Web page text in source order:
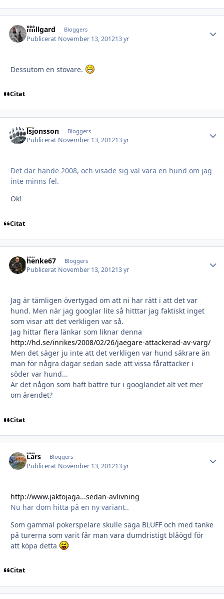
millgard Bloggers
Publicerat November 13, 201213 yr
Dessutom en stövare.
Citat
lsjonsson Bloggers
Publicerat November 13, 201213 yr
Det där hände 2008, och visade sig väl vara en hund om jag
inte minns fel.
Ok!
Citat
henke67 Bloggers
Publicerat November 13, 201213 yr
Jag är tämligen övertygad om att ni har rätt i att det var
hund. Men när jag googlar lite så hitttar jag faktiskt inget
som visar att det verkligen var så.
Jag hittar flera länkar som liknar denna
http://hd.se/inrikes/2008/02/26/jaegare-attackerad-av-varg/
Men det säger ju inte att det verkligen var hund säkrare än
man för några dagar sedan sade att vissa fårattacker i
söder var hund...
Är det någon som haft bättre tur i googlandet alt vet mer
om ärendet?
Citat
Lars Bloggers
Publicerat November 13, 201213 yr
http://www.jaktojaga...sedan-avlivning
Nu har dom hitta på en ny variant..
Som gammal pokerspelare skulle säga BLUFF och med tanke
på turerna som varit får man vara dumdristigt blåögd för
att köpa detta
Citat